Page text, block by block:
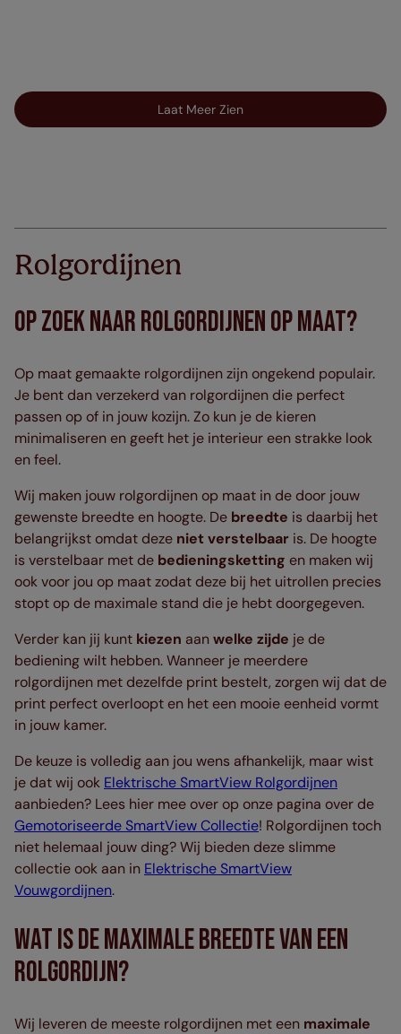
Laat Meer Zien
Rolgordijnen
Op zoek naar Rolgordijnen Op Maat?
Op maat gemaakte rolgordijnen zijn ongekend populair.
Je bent dan verzekerd van rolgordijnen die perfect
passen op of in jouw kozijn. Zo kun je de kieren
minimaliseren en geeft het je interieur een strakke look
en feel.
Wij maken jouw rolgordijnen op maat in de door jouw
gewenste breedte en hoogte. De breedte is daarbij het
belangrijkst omdat deze niet verstelbaar is. De hoogte
is verstelbaar met de bedieningsketting en maken wij
ook voor jou op maat zodat deze bij het uitrollen precies
stopt op de maximale stand die je hebt doorgegeven.
Verder kan jij kunt kiezen aanwelke zijde je de
bediening wilt hebben. Wanneer je meerdere
rolgordijnen met dezelfde print bestelt, zorgen wij dat de
print perfect overloopt en het een mooie eenheid vormt
in jouw kamer.
De keuze is volledig aan jou wens afhankelijk, maar wist
je dat wij ook Elektrische SmartView Rolgordijnen
aanbieden? Lees hier mee over op onze pagina over de
Gemotoriseerde SmartView Collectie! Rolgordijnen toch
niet helemaal jouw ding? Wij bieden deze slimme
collectie ook aan in Elektrische SmartView
Vouwgordijnen.
Wat Is De Maximale Breedte Van Een
Rolgordijn?
Wij leveren de meeste rolgordijnen met een maximale